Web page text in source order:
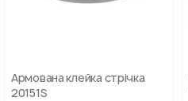
Армована клейка стрічка
20151S